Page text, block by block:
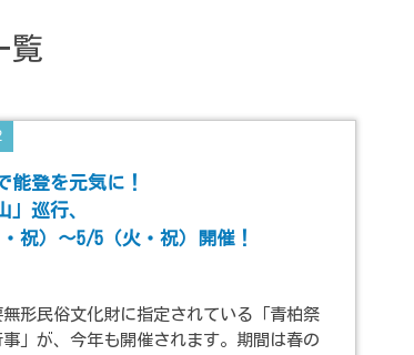
覧
能登を元気に！
」巡行、
祝）～5/5（火・祝）開催！
無形民俗文化財に指定されている「青柏祭
」が、今年も開催されます。期間は春の